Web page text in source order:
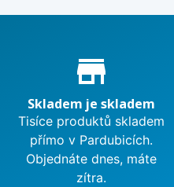
Proč nakupovat u
store_mall_directory
Skladem je skladem
Tisíce produktů skladem
přímo v Pardubicích.
Objednáte dnes, máte
zítra.